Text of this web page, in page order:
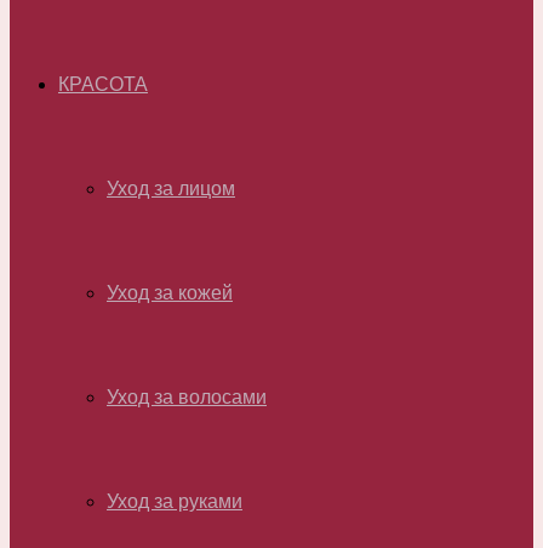
КРАСОТА
Уход за лицом
Уход за кожей
Уход за волосами
Уход за руками